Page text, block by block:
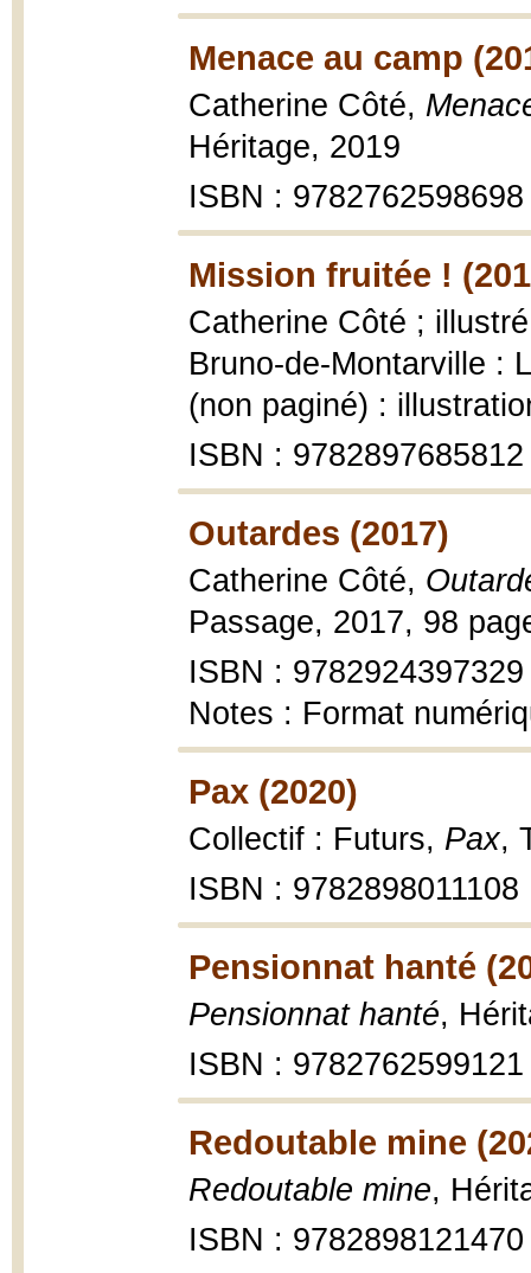
Menace au camp
Catherine Côté,
Héritage, 2019
ISBN : 9782762598698
Mission fruitée !
Catherine Côté ;
Bruno-de-Montarville :
(non paginé) :
ISBN : 9782897685812
Outardes (2017)
Catherine Côté,
Passage, 2017, 98
ISBN : 9782924397329
Notes : Format
Pax (2020)
Collectif : Futurs, Pax,
ISBN : 9782898011108
Pensionnat hanté
Pensionnat hanté,
ISBN : 9782762599121
Redoutable mine
Redoutable mine,
ISBN : 9782898121470